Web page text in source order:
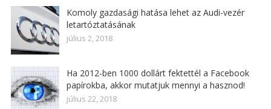
Komoly gazdasági hatása lehet az Audi-vezér
letartóztatásának
július 2, 2018
Ha 2012-ben 1000 dollárt fektettél a Facebook
papírokba, akkor mutatjuk mennyi a hasznod!
július 22, 2018